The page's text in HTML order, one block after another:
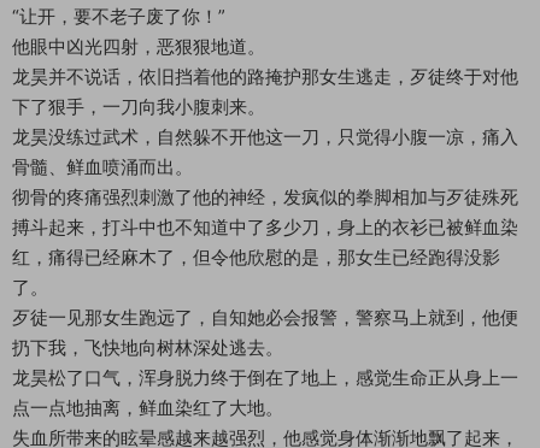
“让开，要不老子废了你！”
他眼中凶光四射，恶狠狠地道。
龙昊并不说话，依旧挡着他的路掩护那女生逃走，歹徒终于对他
下了狠手，一刀向我小腹刺来。
龙昊没练过武术，自然躲不开他这一刀，只觉得小腹一凉，痛入
骨髓、鲜血喷涌而出。
彻骨的疼痛强烈刺激了他的神经，发疯似的拳脚相加与歹徒殊死
搏斗起来，打斗中也不知道中了多少刀，身上的衣衫已被鲜血染
红，痛得已经麻木了，但令他欣慰的是，那女生已经跑得没影
了。
歹徒一见那女生跑远了，自知她必会报警，警察马上就到，他便
扔下我，飞快地向树林深处逃去。
龙昊松了口气，浑身脱力终于倒在了地上，感觉生命正从身上一
点一点地抽离，鲜血染红了大地。
失血所带来的眩晕感越来越强烈，他感觉身体渐渐地飘了起来，